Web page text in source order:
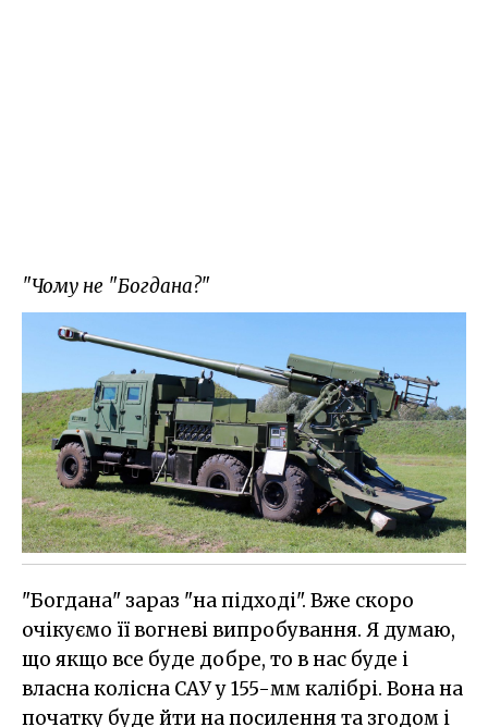
"Чому не "Богдана?"
"Богдана" зараз "на підході". Вже скоро
очікуємо її вогневі випробування. Я думаю,
що якщо все буде добре, то в нас буде і
власна колісна САУ у 155-мм калібрі. Вона на
початку буде йти на посилення та згодом і